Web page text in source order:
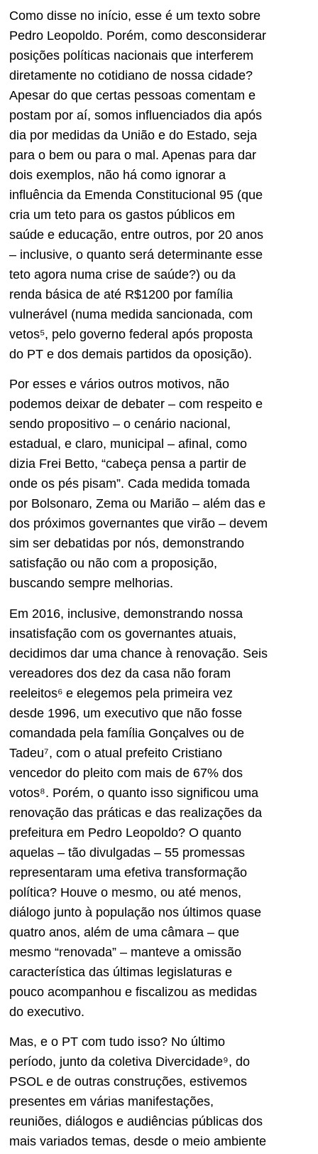
Como disse no início, esse é um texto sobre
Pedro Leopoldo. Porém, como desconsiderar
posições políticas nacionais que interferem
diretamente no cotidiano de nossa cidade?
Apesar do que certas pessoas comentam e
postam por aí, somos influenciados dia após
dia por medidas da União e do Estado, seja
para o bem ou para o mal. Apenas para dar
dois exemplos, não há como ignorar a
influência da Emenda Constitucional 95 (que
cria um teto para os gastos públicos em
saúde e educação, entre outros, por 20 anos
– inclusive, o quanto será determinante esse
teto agora numa crise de saúde?) ou da
renda básica de até R$1200 por família
vulnerável (numa medida sancionada, com
vetos⁵, pelo governo federal após proposta
do PT e dos demais partidos da oposição).
Por esses e vários outros motivos, não
podemos deixar de debater – com respeito e
sendo propositivo – o cenário nacional,
estadual, e claro, municipal – afinal, como
dizia Frei Betto, “cabeça pensa a partir de
onde os pés pisam”. Cada medida tomada
por Bolsonaro, Zema ou Marião – além das e
dos próximos governantes que virão – devem
sim ser debatidas por nós, demonstrando
satisfação ou não com a proposição,
buscando sempre melhorias.
Em 2016, inclusive, demonstrando nossa
insatisfação com os governantes atuais,
decidimos dar uma chance à renovação. Seis
vereadores dos dez da casa não foram
reeleitos⁶ e elegemos pela primeira vez
desde 1996, um executivo que não fosse
comandada pela família Gonçalves ou de
Tadeu⁷, com o atual prefeito Cristiano
vencedor do pleito com mais de 67% dos
votos⁸. Porém, o quanto isso significou uma
renovação das práticas e das realizações da
prefeitura em Pedro Leopoldo? O quanto
aquelas – tão divulgadas – 55 promessas
representaram uma efetiva transformação
política? Houve o mesmo, ou até menos,
diálogo junto à população nos últimos quase
quatro anos, além de uma câmara – que
mesmo “renovada” – manteve a omissão
característica das últimas legislaturas e
pouco acompanhou e fiscalizou as medidas
do executivo.
Mas, e o PT com tudo isso? No último
período, junto da coletiva Divercidade⁹, do
PSOL e de outras construções, estivemos
presentes em várias manifestações,
reuniões, diálogos e audiências públicas dos
mais variados temas, desde o meio ambiente